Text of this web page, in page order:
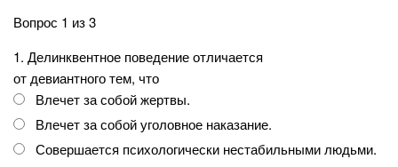
Вопрос 1 из 3
1. Делинквентное поведение отличается
от девиантного тем, что
Влечет за собой жертвы.
Влечет за собой уголовное наказание.
Совершается психологически нестабильными людьми.